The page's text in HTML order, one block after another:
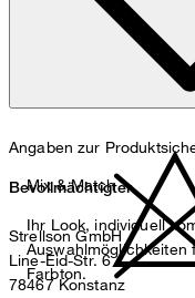
Maschinenwäsche bei
Angaben zur
Bevollmächtigter
Strellson GmbH
Line-Eid-Str. 6
78467 Konstanz
Mix & Match
Ihr Look, individuell
Auswahlmöglichkeiten
Farbton.